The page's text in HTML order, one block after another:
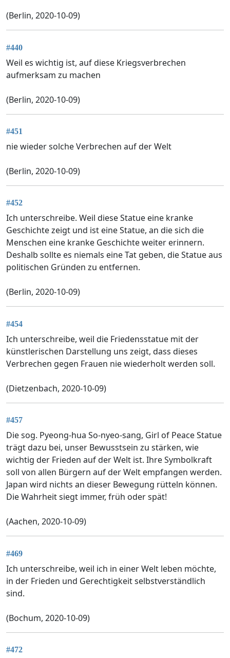
(Berlin, 2020-10-09)
#440
Weil es wichtig ist, auf diese Kriegsverbrechen
aufmerksam zu machen
(Berlin, 2020-10-09)
#451
nie wieder solche Verbrechen auf der Welt
(Berlin, 2020-10-09)
#452
Ich unterschreibe. Weil diese Statue eine kranke
Geschichte zeigt und ist eine Statue, an die sich die
Menschen eine kranke Geschichte weiter erinnern.
Deshalb sollte es niemals eine Tat geben, die Statue aus
politischen Gründen zu entfernen.
(Berlin, 2020-10-09)
#454
Ich unterschreibe, weil die Friedensstatue mit der
künstlerischen Darstellung uns zeigt, dass dieses
Verbrechen gegen Frauen nie wiederholt werden soll.
(Dietzenbach, 2020-10-09)
#457
Die sog. Pyeong-hua So-nyeo-sang, Girl of Peace Statue
trägt dazu bei, unser Bewusstsein zu stärken, wie
wichtig der Frieden auf der Welt ist. Ihre Symbolkraft
soll von allen Bürgern auf der Welt empfangen werden.
Japan wird nichts an dieser Bewegung rütteln können.
Die Wahrheit siegt immer, früh oder spät!
(Aachen, 2020-10-09)
#469
Ich unterschreibe, weil ich in einer Welt leben möchte,
in der Frieden und Gerechtigkeit selbstverständlich
sind.
(Bochum, 2020-10-09)
#472